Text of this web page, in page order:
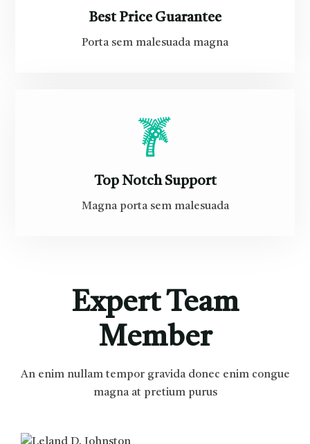
Best Price Guarantee
Porta sem malesuada magna
Top Notch Support
Magna porta sem malesuada
Expert Team
Member
An enim nullam tempor gravida donec enim congue
magna at pretium purus